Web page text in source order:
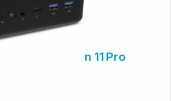
C5 16GB 512GB SSD Win 11 Pro